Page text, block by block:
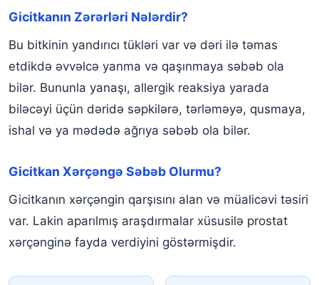
Gicitkanın Zərərləri Nələrdir?
Bu bitkinin yandırıcı tükləri var və dəri ilə təmas
etdikdə əvvəlcə yanma və qaşınmaya səbəb ola
bilər. Bununla yanaşı, allergik reaksiya yarada
biləcəyi üçün dəridə səpkilərə, tərləməyə, qusmaya,
ishal və ya mədədə ağrıya səbəb ola bilər.
Gicitkan Xərçəngə Səbəb Olurmu?
Gicitkanın xərçəngin qarşısını alan və müalicəvi təsiri
var. Lakin aparılmış araşdırmalar xüsusilə prostat
xərçənginə fayda verdiyini göstərmişdir.